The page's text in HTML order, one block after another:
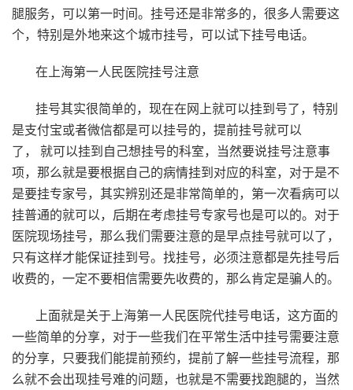
腿服务，可以第一时间。挂号还是非常多的，很多人需要这
个，特别是外地来这个城市挂号，可以试下挂号电话。
在上海第一人民医院挂号注意
挂号其实很简单的，现在在网上就可以挂到号了，特别
是支付宝或者微信都是可以挂号的，提前挂号就可以
了， 就可以挂到自己想挂号的科室，当然要说挂号注意事
项，那么就是要根据自己的病情挂到对应的科室，对于是不
是要挂专家号，其实辨别还是非常简单的，第一次看病可以
挂普通的就可以，后期在考虑挂号专家号也是可以的。对于
医院现场挂号，那么我们需要注意的是早点挂号就可以了，
只有这样才能保证挂到号。找挂号，必须注意都是先挂号后
收费的，一定不要相信需要先收费的，那么肯定是骗人的。
上面就是关于上海第一人民医院代挂号电话，这方面的
一些简单的分享，对于一些我们在平常生活中挂号需要注意
的分享，只要我们能提前预约，提前了解一些挂号流程，那
么就不会出现挂号难的问题，也就是不需要找跑腿的，当然